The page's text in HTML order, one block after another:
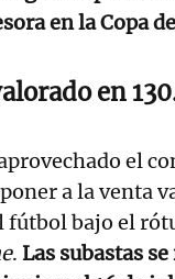
en la Copa
en
el
a la venta
fútbol bajo el
. Las subastas